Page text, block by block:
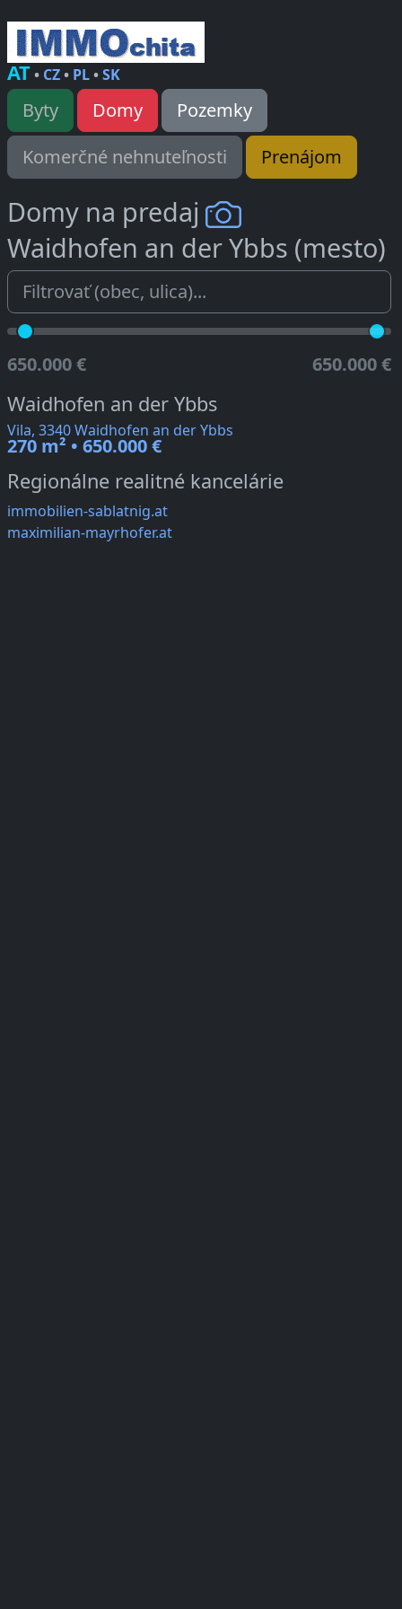
AT• CZ• PL•SK
Byty Domy
Pozemky
Komerčné nehnuteľnosti
Prenájom
Domy na predaj
Waidhofen an der Ybbs (mesto)
650.000 € 650.000 €
Waidhofen an der Ybbs
Vila, 3340 Waidhofen an der Ybbs
270 m² • 650.000 €
Regionálne realitné kancelárie
immobilien-sablatnig.at
maximilian-mayrhofer.at